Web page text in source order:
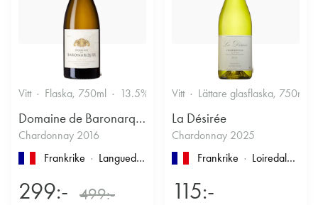
Vitt Flaska, 750ml 13.5%
Domaine de Baronarques
Chardonnay 2016
Frankrike
Languedoc-Roussillon , Limoux
299:- 499:-
Vitt Lättare glasflaska, 750ml
La Désirée
Chardonnay 2025
Frankrike
Loiredalen
115:-